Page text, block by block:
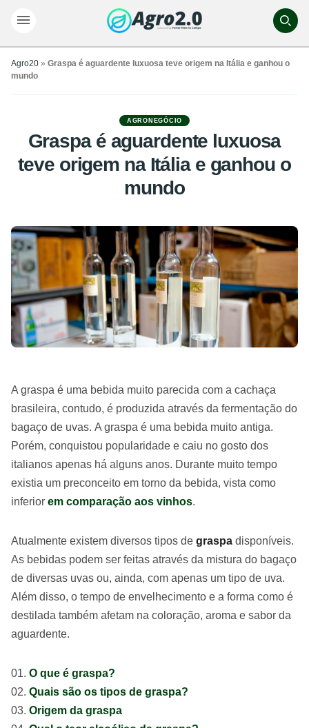
Agro20 » Graspa é aguardente luxuosa teve origem na Itália e ganhou o
mundo
AGRONEGÓCIO
Graspa é aguardente luxuosa
teve origem na Itália e ganhou o
mundo
A graspa é uma bebida muito parecida com a cachaça
brasileira, contudo, é produzida através da fermentação do
bagaço de uvas. A graspa é uma bebida muito antiga.
Porém, conquistou popularidade e caiu no gosto dos
italianos apenas há alguns anos. Durante muito tempo
existia um preconceito em torno da bebida, vista como
inferior em comparação aos vinhos.
Atualmente existem diversos tipos de graspa disponíveis.
As bebidas podem ser feitas através da mistura do bagaço
de diversas uvas ou, ainda, com apenas um tipo de uva.
Além disso, o tempo de envelhecimento e a forma como é
destilada também afetam na coloração, aroma e sabor da
aguardente.
O que é graspa?
Quais são os tipos de graspa?
Origem da graspa